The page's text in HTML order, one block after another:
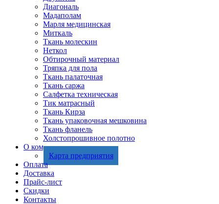
Диагональ
Мадаполам
Марля медицинская
Миткаль
Ткань молескин
Неткол
Обтирочный материал
Тряпка для пола
Ткань палаточная
Ткань саржа
Салфетка техническая
Тик матрасный
Ткань Кирза
Ткань упаковочная мешковина
Ткань фланель
Холстопрошивное полотно
О компании
Карта предприятия
Оплата
Доставка
Прайс-лист
Скидки
Контакты